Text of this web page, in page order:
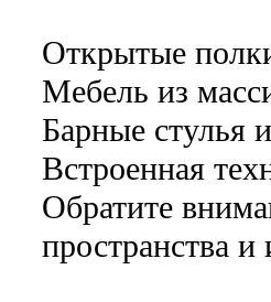
Открытые
Мебель из
Барные стулья
Встроенная
Обратите
пространства и